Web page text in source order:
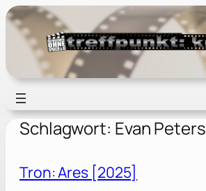
Zum
Inhalt
springen
Schlagwort: Evan Peters
Tron: Ares [2025]